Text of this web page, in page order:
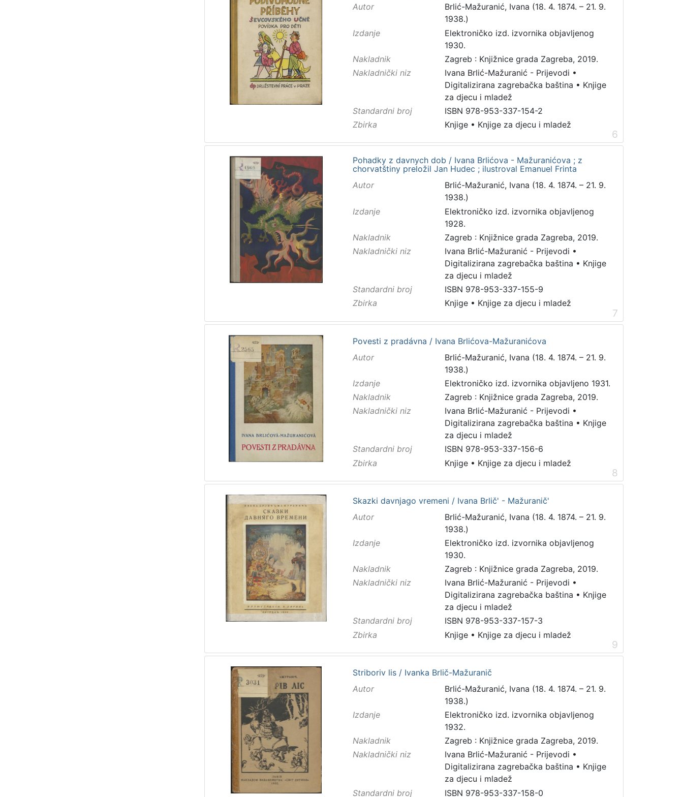
Autor
Brlić-Mažuranić, Ivana (18. 4. 1874. – 21. 9.
1938.)
Izdanje
Elektroničko izd. izvornika objavljenog
1930.
Nakladnik
Zagreb : Knjižnice grada Zagreba, 2019.
Nakladnički niz
Ivana Brlić-Mažuranić - Prijevodi •
Digitalizirana zagrebačka baština • Knjige
za djecu i mladež
Standardni broj
ISBN 978-953-337-154-2
Zbirka
Knjige• Knjige za djecu i mladež
6
Pohadky z davnych dob / Ivana Brlićova - Mažuranićova ; z
chorvatštiny preložil Jan Hudec ; ilustroval Emanuel Frinta
Autor
Brlić-Mažuranić, Ivana (18. 4. 1874. – 21. 9.
1938.)
Izdanje
Elektroničko izd. izvornika objavljenog
1928.
Nakladnik
Zagreb : Knjižnice grada Zagreba, 2019.
Nakladnički niz
Ivana Brlić-Mažuranić - Prijevodi •
Digitalizirana zagrebačka baština • Knjige
za djecu i mladež
Standardni broj
ISBN 978-953-337-155-9
Zbirka
Knjige• Knjige za djecu i mladež
7
Povesti z pradávna / Ivana Brlićova-Mažuranićova
Autor
Brlić-Mažuranić, Ivana (18. 4. 1874. – 21. 9.
1938.)
Izdanje
Elektroničko izd. izvornika objavljeno 1931.
Nakladnik
Zagreb : Knjižnice grada Zagreba, 2019.
Nakladnički niz
Ivana Brlić-Mažuranić - Prijevodi •
Digitalizirana zagrebačka baština • Knjige
za djecu i mladež
Standardni broj
ISBN 978-953-337-156-6
Zbirka
Knjige• Knjige za djecu i mladež
8
Skazki davnjago vremeni / Ivana Brlič' - Mažuranič'
Autor
Brlić-Mažuranić, Ivana (18. 4. 1874. – 21. 9.
1938.)
Izdanje
Elektroničko izd. izvornika objavljenog
1930.
Nakladnik
Zagreb : Knjižnice grada Zagreba, 2019.
Nakladnički niz
Ivana Brlić-Mažuranić - Prijevodi •
Digitalizirana zagrebačka baština • Knjige
za djecu i mladež
Standardni broj
ISBN 978-953-337-157-3
Zbirka
Knjige• Knjige za djecu i mladež
9
Striboriv lis / Ivanka Brlič-Mažuranič
Autor
Brlić-Mažuranić, Ivana (18. 4. 1874. – 21. 9.
1938.)
Izdanje
Elektroničko izd. izvornika objavljenog
1932.
Nakladnik
Zagreb : Knjižnice grada Zagreba, 2019.
Nakladnički niz
Ivana Brlić-Mažuranić - Prijevodi •
Digitalizirana zagrebačka baština • Knjige
za djecu i mladež
Standardni broj
ISBN 978-953-337-158-0